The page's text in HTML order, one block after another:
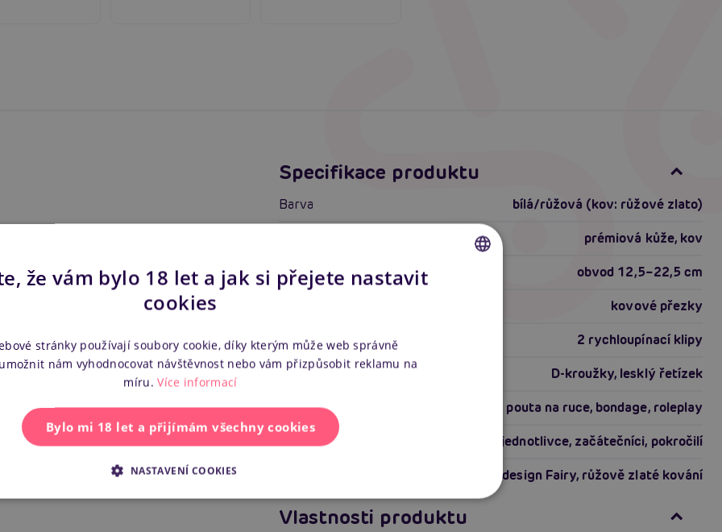
Specifikace produktu
Barva
bílá/růžová (kov: růžové zlato)
prémiová kůže, kov
Velikost
obvod 12,5–22,5 cm
kovové přezky
Bezpečnost
2 rychloupínací klipy
Připojení
D-kroužky, lesklý řetízek
Funkce
pouta na ruce, bondage, roleplay
Vhodné pro
páry, jednotlivce, začátečníci, pokročilí
pastelový design Fairy, růžově zlaté kování
Vlastnosti produktu
že vám bylo 18 let a jak si přejete nastavit
cookies
stránky používají soubory cookie, díky kterým může web správně
nám vyhodnocovat návštěvnost nebo vám přizpůsobit reklamu na
míru. Více informací
Bylo mi 18 let a přijímám všechny cookies
NASTAVENÍ COOKIES